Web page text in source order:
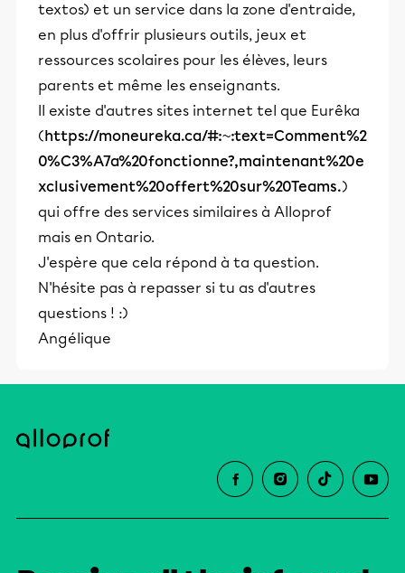
textos) et un service dans la zone d'entraide,
en plus d'offrir plusieurs outils, jeux et
ressources scolaires pour les élèves, leurs
parents et même les enseignants.
Il existe d'autres sites internet tel que Eurêka
(https://moneureka.ca/#:~:text=Comment%2
0%C3%A7a%20fonctionne?,maintenant%20e
xclusivement%20offert%20sur%20Teams.)
qui offre des services similaires à Alloprof
mais en Ontario.
J'espère que cela répond à ta question.
N'hésite pas à repasser si tu as d'autres
questions ! :)
Angélique